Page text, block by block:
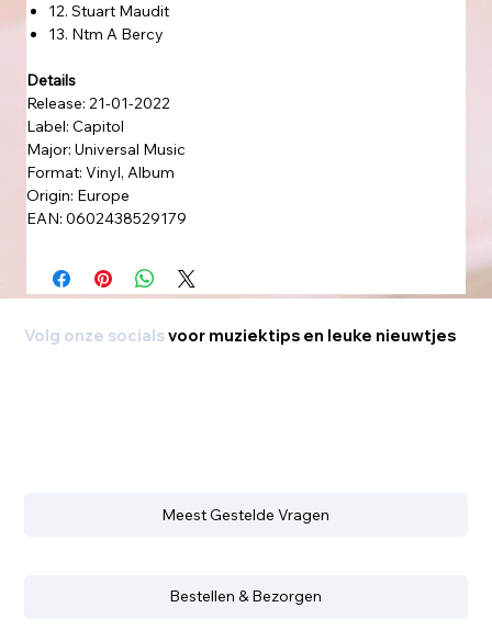
12. Stuart Maudit
13. Ntm A Bercy
Details
Release: 21-01-2022
Label: Capitol
Major: Universal Music
Format: Vinyl, Album
Origin: Europe
EAN: 0602438529179
Volg onze socialsvoor muziektips en leuke nieuwtjes
Meest Gestelde Vragen
Bestellen & Bezorgen